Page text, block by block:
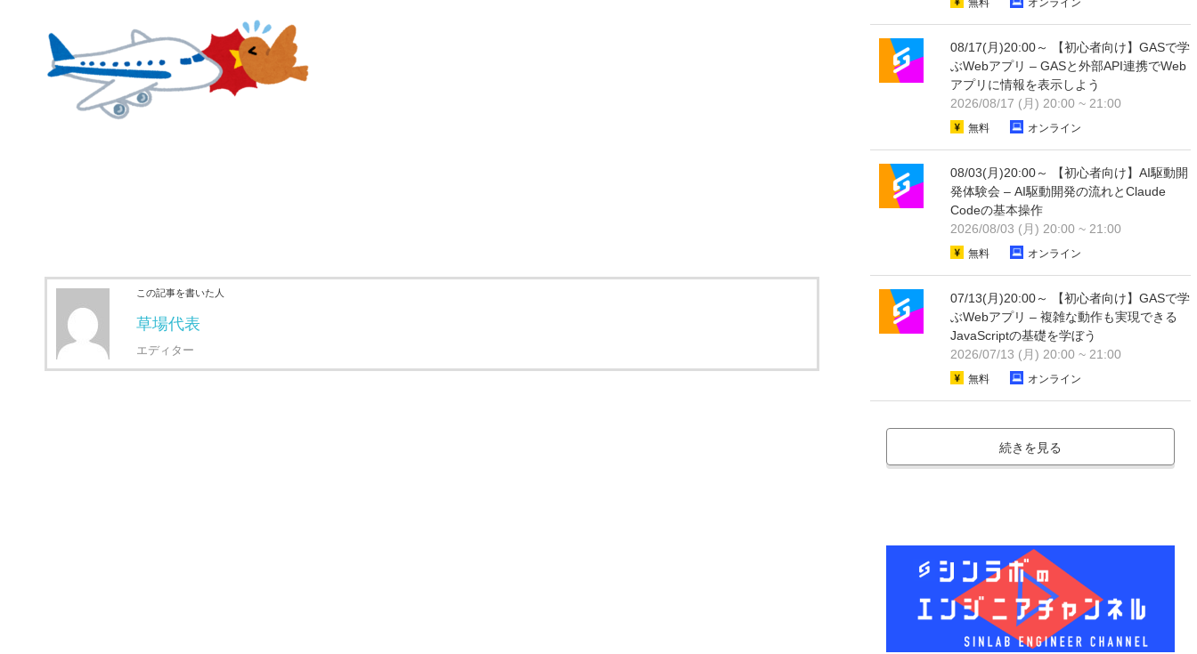
この記事を書いた人
草場代表
エディター
無料 オンライン
08/17(月)20:00～ 【初心者向け】GASで学
ぶWebアプリ – GASと外部API連携でWeb
アプリに情報を表示しよう
2026/08/17 (月) 20:00 ~ 21:00
無料 オンライン
08/03(月)20:00～ 【初心者向け】AI駆動開
発体験会 – AI駆動開発の流れとClaude
Codeの基本操作
2026/08/03 (月) 20:00 ~ 21:00
無料 オンライン
07/13(月)20:00～ 【初心者向け】GASで学
ぶWebアプリ – 複雑な動作も実現できる
JavaScriptの基礎を学ぼう
2026/07/13 (月) 20:00 ~ 21:00
無料 オンライン
続きを見る